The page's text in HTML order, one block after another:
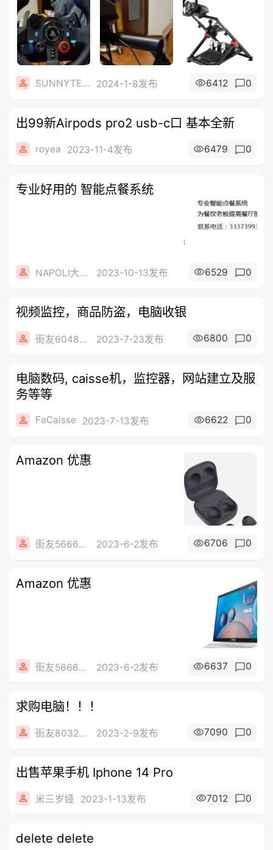
SUNNYTECHNOLOGY 2024-1-8发布 6412 0
出99新Airpods pro2 usb-c口 基本全新
royea 2023-11-4发布 6479 0
专业好用的 智能点餐系统
NAPOLI大众电脑 2023-10-13发布 6529 0
视频监控，商品防盗，电脑收银
街友60488612 2023-7-23发布 6800 0
电脑数码, caisse机，监控器，网站建立及服
务等等
FaCaisse 2023-7-13发布 6622 0
Amazon 优惠
街友56666849 2023-6-2发布 6706 0
Amazon 优惠
街友56666849 2023-6-2发布 6637 0
求购电脑！！！
街友80324863 2023-2-9发布 7090 0
出售苹果手机 Iphone 14 Pro
米三岁娅 2023-1-13发布 7012 0
delete delete